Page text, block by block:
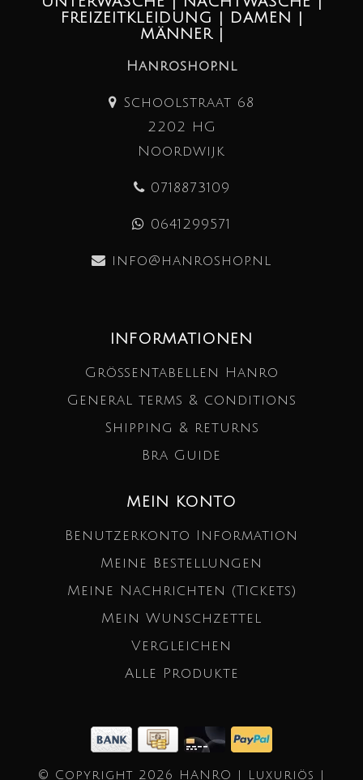
FREIZEITKLEIDUNG | DAMEN |
MÄNNER |
Hanroshop.nl
Schoolstraat 68
2202 HG
Noordwijk
0718873109
0641299571
info@hanroshop.nl
INFORMATIONEN
Größentabellen Hanro
General terms & conditions
Shipping & returns
Bra Guide
MEIN KONTO
Benutzerkonto Information
Meine Bestellungen
Meine Nachrichten (Tickets)
Mein Wunschzettel
Vergleichen
Alle Produkte
© Copyright 2026 HANRO | Luxuriös |